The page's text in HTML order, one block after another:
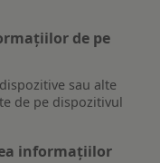
de pe
sau alte
de pe dispozitivul
informațiilor